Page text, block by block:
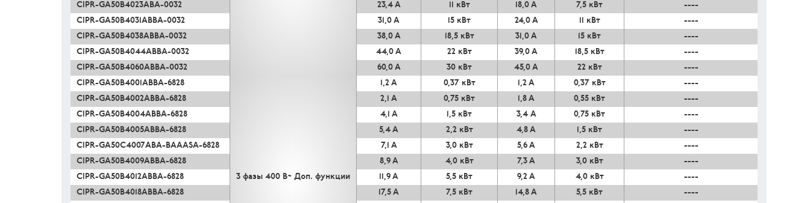
CIPR-GA50B4023ABA-0032
23,4 А 11 кВт 18,0 А 7,5 кВт
----
CIPR-GA50B4031ABBA-0032
31,0 А 15 кВт 24,0 А 11 кВт
----
CIPR-GA50B4038ABBA-0032
38,0 А 18,5 кВт 31,0 А 15 кВт
----
CIPR-GA50B4044ABBA-0032
44,0 А 22 кВт 39,0 А 18,5 кВт
----
CIPR-GA50B4060ABBA-0032
60,0 А 30 кВт 45,0 А 22 кВт
----
CIPR-GA50B4001ABBA-6828
3 фазы 400 В~ Доп. функции
1,2 А 0,37 кВт 1,2 А 0,37 кВт
----
CIPR-GA50B4002ABBA-6828
2,1 А 0,75 кВт 1,8 А 0,55 кВт
----
CIPR-GA50B4004ABBA-6828
4,1 А 1,5 кВт 3,4 А 0,75 кВт
----
CIPR-GA50B4005ABBA-6828
5,4 А 2,2 кВт 4,8 А 1,5 кВт
----
CIPR-GA50C4007ABA-BAAASA-6828
7,1 А 3,0 кВт 5,6 А 2,2 кВт
----
CIPR-GA50B4009ABBA-6828
8,9 А 4,0 кВт 7,3 А 3,0 кВт
----
CIPR-GA50B4012ABBA-6828
11,9 А 5,5 кВт 9,2 А 4,0 кВт
----
CIPR-GA50B4018ABBA-6828
17,5 А 7,5 кВт 14,8 А 5,5 кВт
----